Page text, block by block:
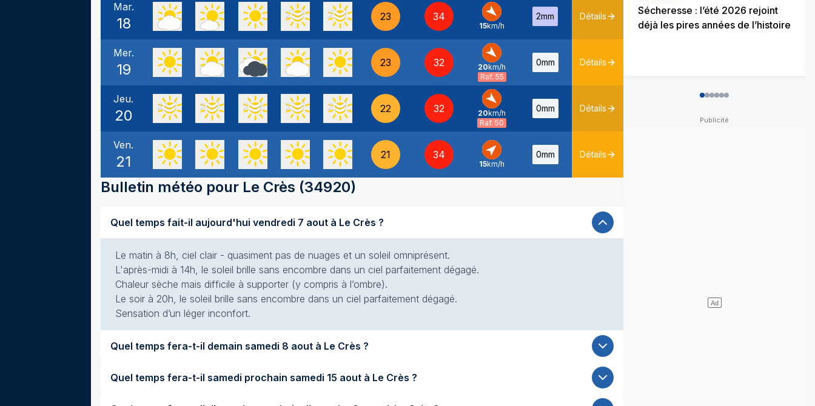
Mar.
18 23 34
NO
15km/h
2mm Détails
Mer.
19 23 32
NO -
20km/h
Raf. 55
0mm Détails
Jeu.
20 22 32
NO -
20km/h
Raf. 50
0mm Détails
Ven.
21 21 34
SO -
15km/h
0mm Détails
Bulletin météo pour Le Crès (34920)
Quel temps fait-il aujourd'hui vendredi 7 aout à Le Crès ?
Le matin à 8h, ciel clair - quasiment pas de nuages et un soleil omniprésent.
L'après-midi à 14h, le soleil brille sans encombre dans un ciel parfaitement dégagé.
Chaleur sèche mais difficile à supporter (y compris à l’ombre).
Le soir à 20h, le soleil brille sans encombre dans un ciel parfaitement dégagé.
Sensation d’un léger inconfort.
Quel temps fera-t-il demain samedi 8 aout à Le Crès ?
Quel temps fera-t-il samedi prochain samedi 15 aout à Le Crès ?
Sécheresse : l’été 2026 rejoint
déjà les pires années de l’histoire